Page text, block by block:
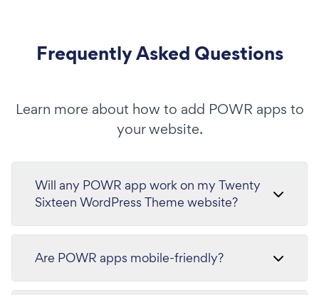
Frequently Asked Questions
Learn more about how to add POWR apps to
your website.
Will any POWR app work on my Twenty
Sixteen WordPress Theme website?
Are POWR apps mobile-friendly?